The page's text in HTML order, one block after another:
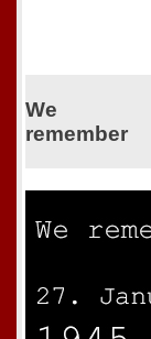
We
remember